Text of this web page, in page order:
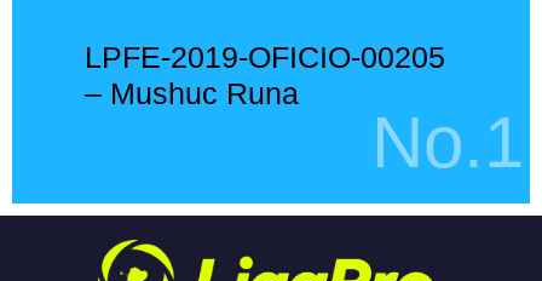
LPFE-2019-OFICIO-00205
– Mushuc Runa
No.1